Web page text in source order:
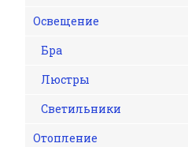
Освещение
Бра
Люстры
Светильники
Отопление